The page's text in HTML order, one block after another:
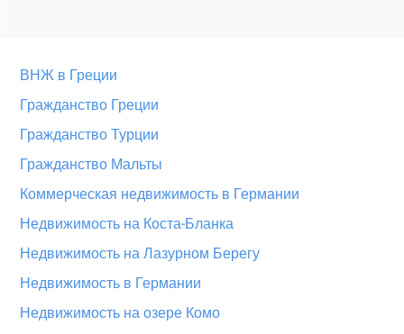
ВНЖ в Греции
Гражданство Греции
Гражданство Турции
Гражданство Мальты
Коммерческая недвижимость в Германии
Недвижимость на Коста-Бланка
Недвижимость на Лазурном Берегу
Недвижимость в Германии
Недвижимость на озере Комо